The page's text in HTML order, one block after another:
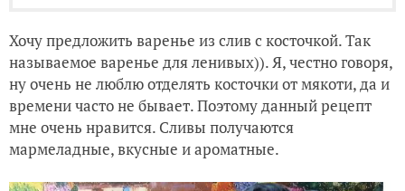
Хочу предложить варенье из слив с косточкой. Так
называемое варенье для ленивых)). Я, честно говоря,
ну очень не люблю отделять косточки от мякоти, да и
времени часто не бывает. Поэтому данный рецепт
мне очень нравится. Сливы получаются
мармеладные, вкусные и ароматные.